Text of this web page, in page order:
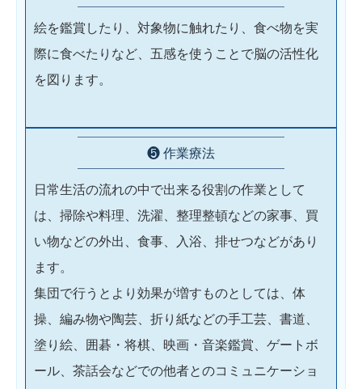
絵を鑑賞したり、対象物に触れたり、食べ物を実
際に食べたりなど、五感を使うことで脳の活性化
を図ります。
❺ 作業療法
日常生活の流れの中で出来る役割の作業として
は、掃除や料理、洗濯、整理整頓などの家事、買
い物などの外出、食事、入浴、排せつなどがあり
ます。
集団で行うとより効果が増すものとしては、体
操、編み物や陶芸、折り紙などの手工芸、書道、
塗り絵、囲碁・将棋、映画・音楽鑑賞、ゲートボ
ール、茶話会などでの他者とのコミュニケーショ